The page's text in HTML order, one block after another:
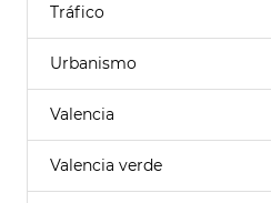
Tráfico
Urbanismo
Valencia
Valencia verde